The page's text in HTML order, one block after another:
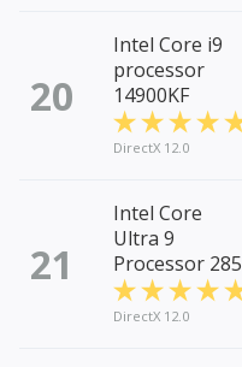
20
Intel Core i9
processor
14900KF
DirectX 12.0
21
Intel Core
Ultra 9
Processor 285
DirectX 12.0